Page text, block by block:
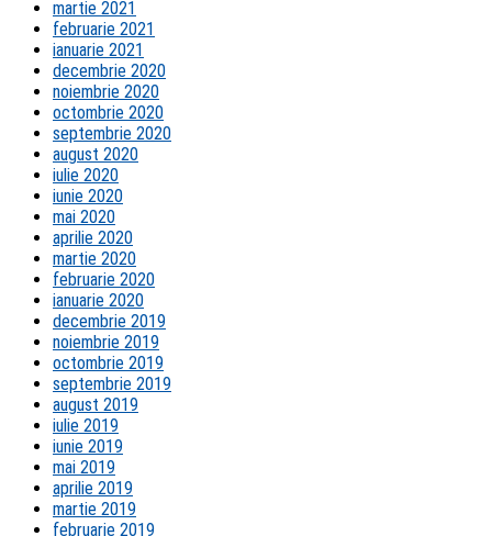
martie 2021
februarie 2021
ianuarie 2021
decembrie 2020
noiembrie 2020
octombrie 2020
septembrie 2020
august 2020
iulie 2020
iunie 2020
mai 2020
aprilie 2020
martie 2020
februarie 2020
ianuarie 2020
decembrie 2019
noiembrie 2019
octombrie 2019
septembrie 2019
august 2019
iulie 2019
iunie 2019
mai 2019
aprilie 2019
martie 2019
februarie 2019